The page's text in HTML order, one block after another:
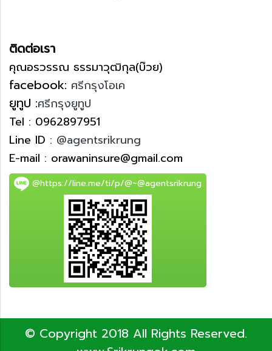
ติดต่อเรา
คุณอรวรรณ ธรรมาวุฒิกุล(บ๊วย)
facebook: ศรีกรุงโอเค
ยูทูป :ศรีกรุงยูทูป
Tel : 0962897951
Line ID : @agentsrikrung
E-mail : orawaninsure@gmail.com
@https://line.me/ti/p/@~@agentsrikrung
© Copyright 2018 All Rights Reserved.